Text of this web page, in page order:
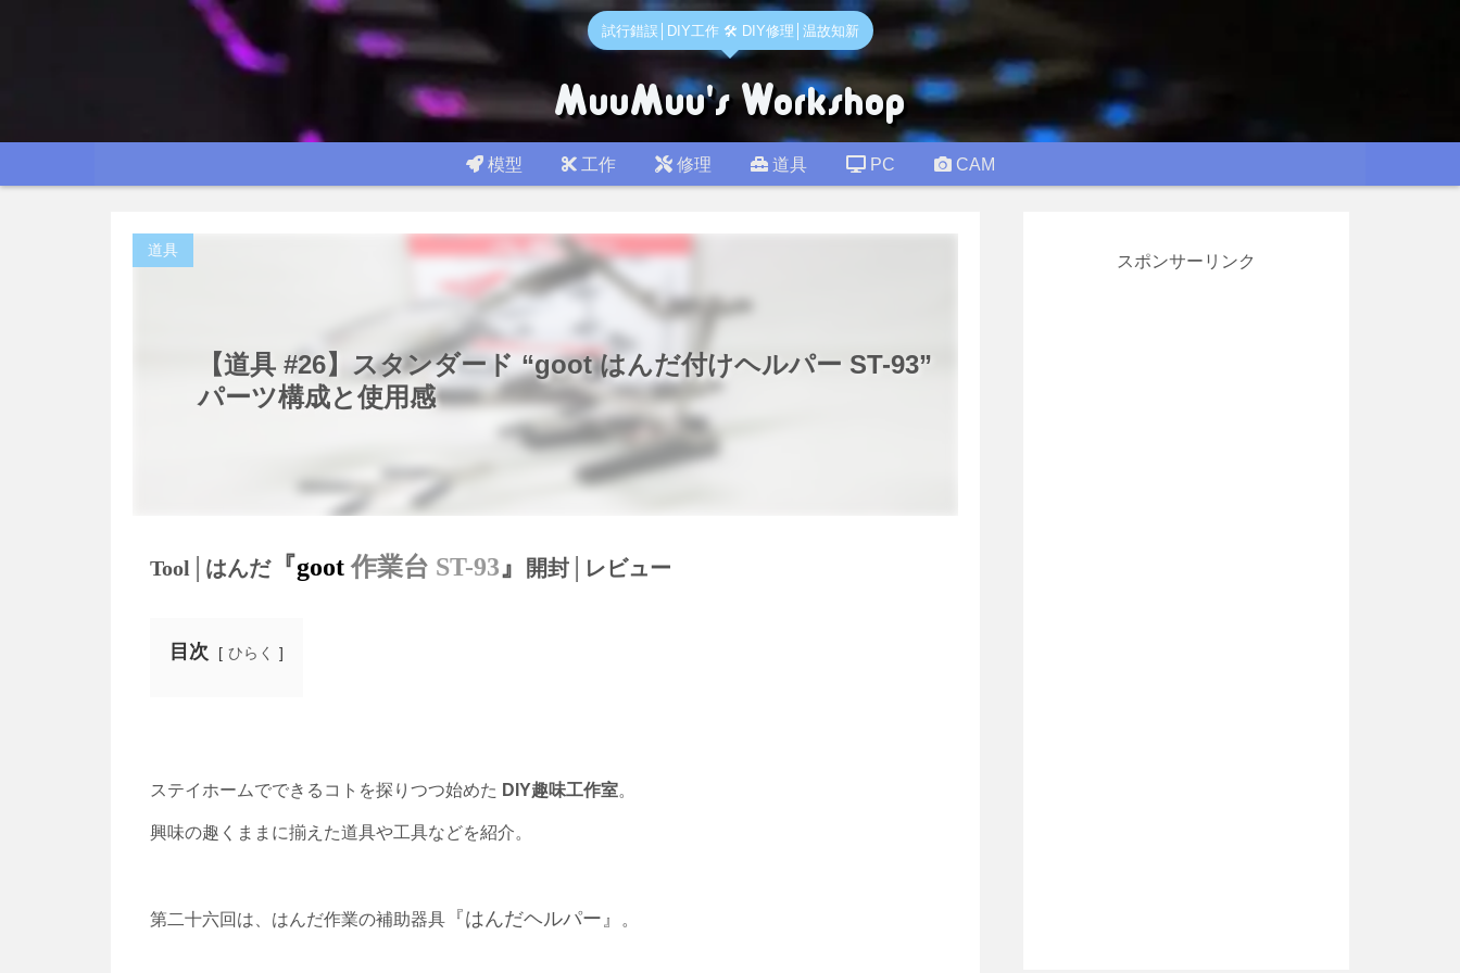
試行錯誤│DIY工作 🛠 DIY修理│温故知新
模型 工作 修理 道具 PC CAM
【道具 #26】スタンダード “goot はんだ付けヘルパー ST-93”
パーツ構成と使用感
道具
Tool│はんだ『goot 作業台 ST-93』 開封│レビュー
目次 ひらく
ステイホームでできるコトを探りつつ始めた DIY趣味工作室。
興味の趣くままに揃えた道具や工具などを紹介。
第二十六回は、はんだ作業の補助器具 『はんだヘルパー』 。
スポンサーリンク